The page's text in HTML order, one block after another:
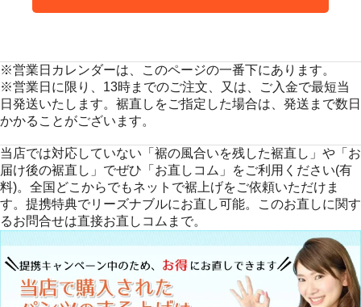
※営業日カレンダーは、このページの一番下にあります。
※営業日に限り、13時までのご注文、又は、ご入金で最短当
日発送いたします。裾直しをご指定した場合は、発送まで数日
かかることがございます。
当店では対応していない「裾の風合いを残した裾直し」や「お
届け後の裾直し」でぜひ「お直しコム」をご利用ください(有
料)。全国どこからでもネットで裾上げをご依頼いただけま
す。提携特典でリーズナブルにお直し可能。このお直しに関す
るお問合せは直接お直しコムまで。